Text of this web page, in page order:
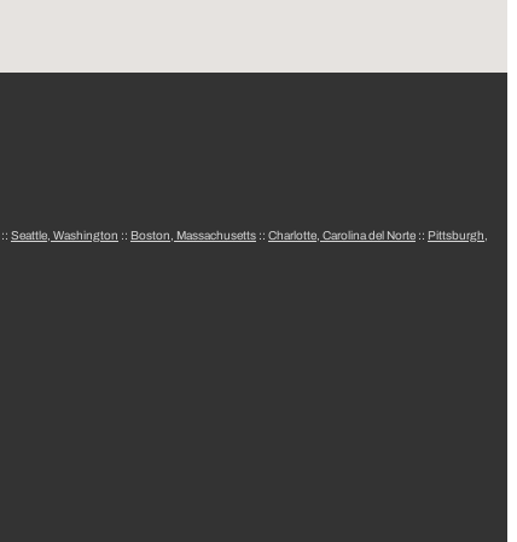
:: Seattle, Washington :: Boston, Massachusetts :: Charlotte, Carolina del Norte :: Pittsburgh,